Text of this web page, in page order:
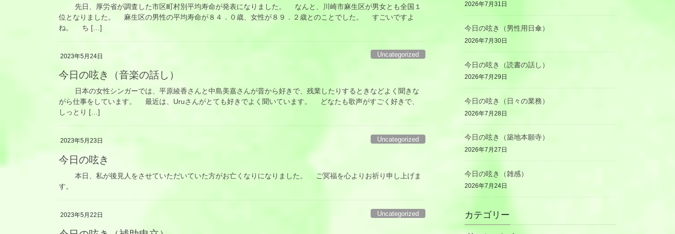
先日、厚労省が調査した市区町村別平均寿命が発表になりました。 なんと、川崎市麻生区が男女とも全国１
位となりました。 麻生区の男性の平均寿命が８４．０歳、女性が８９．２歳とのことでした。 すごいですよ
ね。 ち […]
2023年5月24日 Uncategorized
今日の呟き（音楽の話し）
日本の女性シンガーでは、平原綾香さんと中島美嘉さんが昔から好きで、残業したりするときなどよく聞きな
がら仕事をしています。 最近は、Uruさんがとても好きでよく聞いています。 どなたも歌声がすごく好きで、
しっとり […]
2023年5月23日 Uncategorized
今日の呟き
本日、私が後見人をさせていただいていた方がお亡くなりになりました。 ご冥福を心よりお祈り申し上げま
す。
2023年5月22日 Uncategorized
2026年7月31日
今日の呟き（男性用日傘）
2026年7月30日
今日の呟き（読書の話し）
2026年7月29日
今日の呟き（日々の業務）
2026年7月28日
今日の呟き（築地本願寺）
2026年7月27日
今日の呟き（雑感）
2026年7月24日
カテゴリー